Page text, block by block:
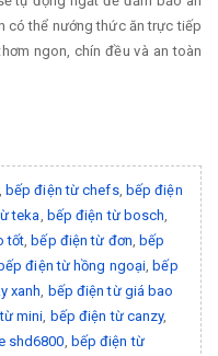
có thể nướng thức ăn trực tiếp
ngon, chín đều và an toàn
bếp điện từ chefs, bếp điện
teka, bếp điện từ bosch,
tốt, bếp điện từ đơn, bếp
bếp điện từ hồng ngoại, bếp
xanh, bếp điện từ giá bao
mini, bếp điện từ canzy,
shd6800, bếp điện từ